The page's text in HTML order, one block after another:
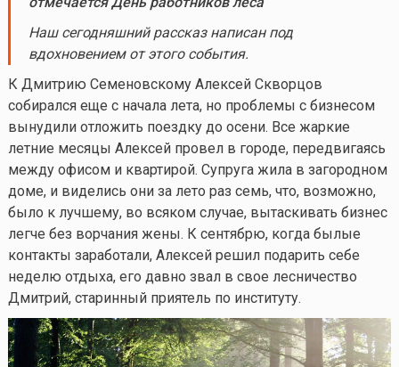
Наш сегодняшний рассказ написан под
вдохновением от этого события.
К Дмитрию Семеновскому Алексей Скворцов
собирался еще с начала лета, но проблемы с бизнесом
вынудили отложить поездку до осени. Все жаркие
летние месяцы Алексей провел в городе, передвигаясь
между офисом и квартирой. Супруга жила в загородном
доме, и виделись они за лето раз семь, что, возможно,
было к лучшему, во всяком случае, вытаскивать бизнес
легче без ворчания жены. К сентябрю, когда былые
контакты заработали, Алексей решил подарить себе
неделю отдыха, его давно звал в свое лесничество
Дмитрий, старинный приятель по институту.